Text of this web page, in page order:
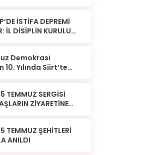
İSTİFA DEPREMİ
İL DİSİPLİN KURULU
Demokrasi
10. Yılında Siirt’te
TEMMUZ SERGİSİ
ZİYARETİNE
TEMMUZ ŞEHİTLERİ
ANILDI